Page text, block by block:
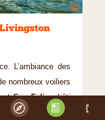
©
L’ambiance des
nombreux voiliers
San Felipebâti
récurrentes de